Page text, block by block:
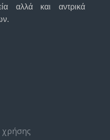
αλλά και αντρικά
χρήσης